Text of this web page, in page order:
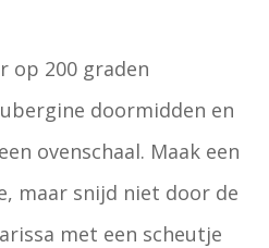
op 200 graden
doormidden en
ovenschaal. Maak een
maar snijd niet door de
met een scheutje